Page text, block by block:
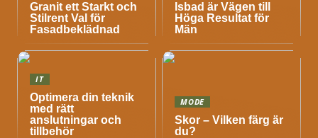
Granit ett Starkt och
Stilrent Val för
Fasadbeklädnad
Isbad är Vägen till
Höga Resultat för
Män
IT
Optimera din teknik
med rätt
anslutningar och
tillbehör
MODE
Skor – Vilken färg är
du?